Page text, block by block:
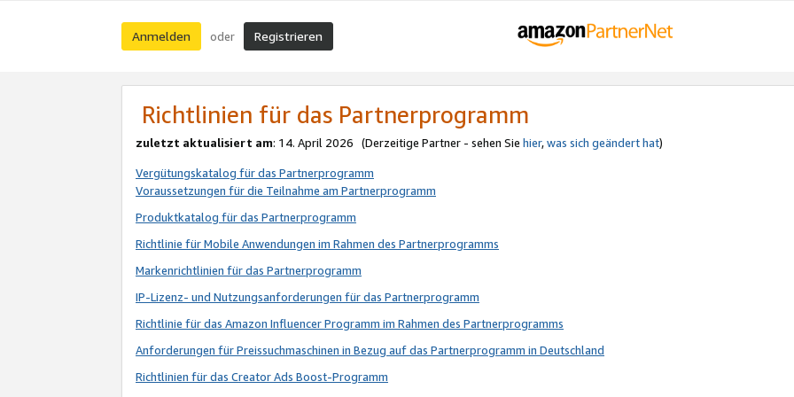
Anmelden oder Registrieren
Richtlinien für das Partnerprogramm
zuletzt aktualisiert am: 14. April 2026 (Derzeitige Partner - sehen Sie hier,was sich geändert hat)
Vergütungskatalog für das Partnerprogramm
Voraussetzungen für die Teilnahme am Partnerprogramm
Produktkatalog für das Partnerprogramm
Richtlinie für Mobile Anwendungen im Rahmen des Partnerprogramms
Markenrichtlinien für das Partnerprogramm
IP-Lizenz- und Nutzungsanforderungen für das Partnerprogramm
Richtlinie für das Amazon Influencer Programm im Rahmen des Partnerprogramms
Anforderungen für Preissuchmaschinen in Bezug auf das Partnerprogramm in Deutschland
Richtlinien für das Creator Ads Boost-Programm